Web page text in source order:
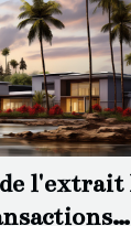
l'extrait